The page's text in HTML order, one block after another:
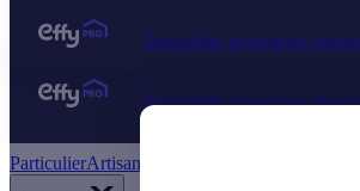
ParticulierArtisan / installateur
Spécialiste rénovation
Spécialiste rénovation